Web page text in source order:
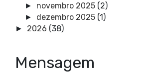
► novembro 2025 (2)
► dezembro 2025 (1)
► 2026 (38)
Mensagem